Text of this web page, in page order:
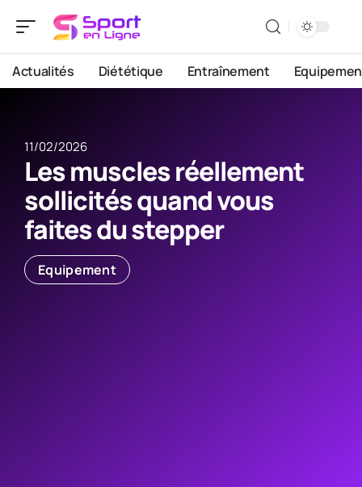
Actualités Diététique Entraînement
11/02/2026
Les muscles réellement
sollicités quand vous
faites du stepper
Equipement